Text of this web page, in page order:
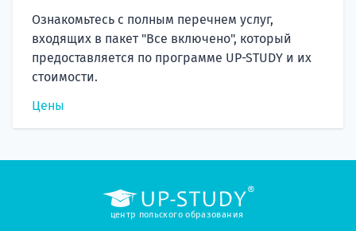
Ознакомьтесь с полным перечнем услуг,
входящих в пакет "Все включено", который
предоставляется по программе UP-STUDY и их
стоимости.
Цены
центр польского образования